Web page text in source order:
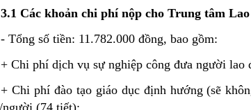
3.1 Các khoản chi phí nộp cho Trung tâm
- Tổng số tiền: 11.782.000 đồng, bao gồm:
+ Chi phí dịch vụ sự nghiệp công đưa người
+ Chi phí đào tạo giáo dục định hướng (sẽ
người (74 tiết);